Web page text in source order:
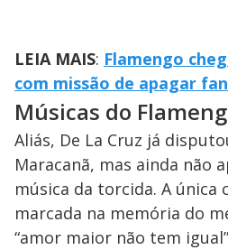
LEIA MAIS: Flamengo
com missão de apagar
Músicas do
Aliás, De La Cruz já
Maracanã, mas ainda não
música da torcida. A única
marcada na memória do
“amor maior não tem